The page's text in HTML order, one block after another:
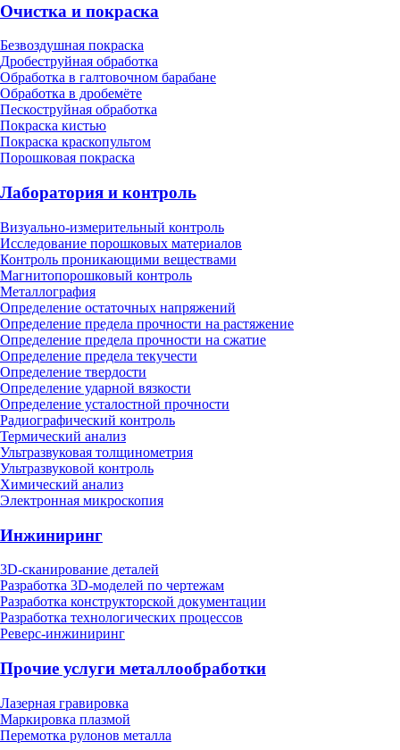
Очистка и покраска
Безвоздушная покраска
Дробеструйная обработка
Обработка в галтовочном барабане
Обработка в дробемёте
Пескоструйная обработка
Покраска кистью
Покраска краскопультом
Порошковая покраска
Лаборатория и контроль
Визуально-измерительный контроль
Исследование порошковых материалов
Контроль проникающими веществами
Магнитопорошковый контроль
Металлография
Определение остаточных напряжений
Определение предела прочности на растяжение
Определение предела прочности на сжатие
Определение предела текучести
Определение твердости
Определение ударной вязкости
Определение усталостной прочности
Радиографический контроль
Термический анализ
Ультразвуковая толщинометрия
Ультразвуковой контроль
Химический анализ
Электронная микроскопия
Инжиниринг
3D-сканирование деталей
Разработка 3D-моделей по чертежам
Разработка конструкторской документации
Разработка технологических процессов
Реверс-инжиниринг
Прочие услуги металлообработки
Лазерная гравировка
Маркировка плазмой
Перемотка рулонов металла